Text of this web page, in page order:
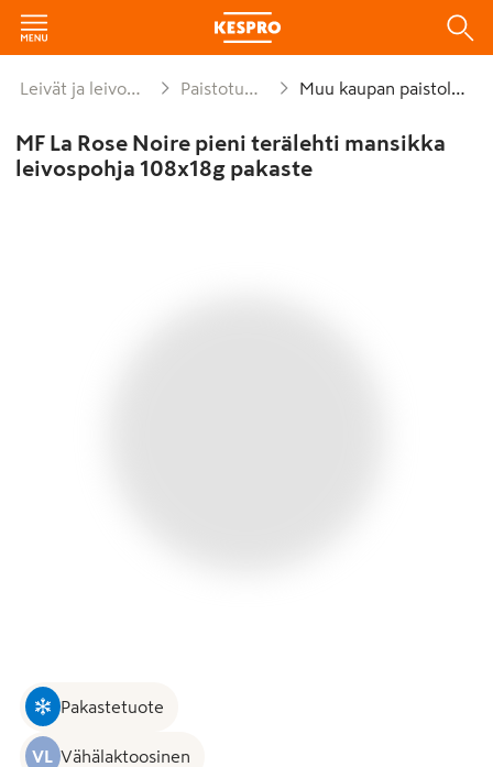
Leivät ja leivonnaiset Paistotuotteet Muu kaupan paistoleipä
MF La Rose Noire pieni terälehti mansikka
leivospohja 108x18g pakaste
Pakastetuote
VL Vähälaktoosinen